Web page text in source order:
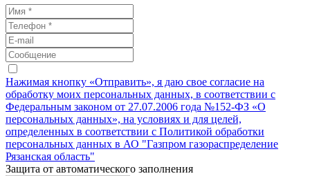
Нажимая кнопку «Отправить», я даю свое согласие на
обработку моих персональных данных, в соответствии с
Федеральным законом от 27.07.2006 года №152-ФЗ «О
персональных данных», на условиях и для целей,
определенных в соответствии с Политикой обработки
персональных данных в АО "Газпром газораспределение
Рязанская область"
Защита от автоматического заполнения